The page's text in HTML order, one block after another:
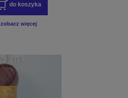
do koszyka
zobacz więcej